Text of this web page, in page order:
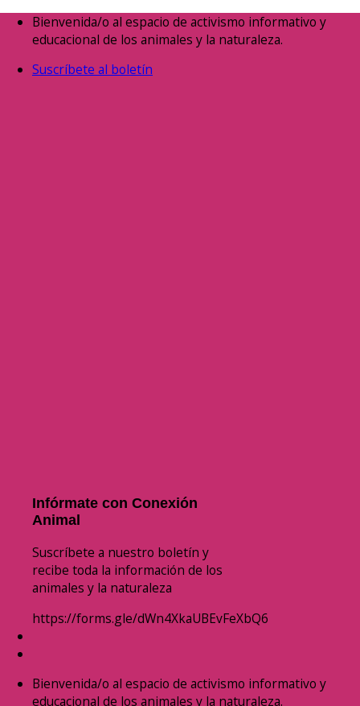
Saltar Bienvenida/o al espacio de activismo informativo y
educacional de los animales y la naturaleza.
Suscríbete al boletín
Infórmate con Conexión
Animal
Suscríbete a nuestro boletín y
recibe toda la información de los
animales y la naturaleza
https://forms.gle/dWn4XkaUBEvFeXbQ6
Bienvenida/o al espacio de activismo informativo y
educacional de los animales y la naturaleza.